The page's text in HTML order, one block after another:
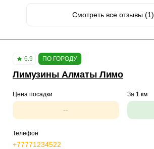
Смотреть все отзывы (1)
6.9 ПО ГОРОДУ
Лимузины Алматы Лимо
Цена посадки
--
За 1 км
Телефон
+77771234522